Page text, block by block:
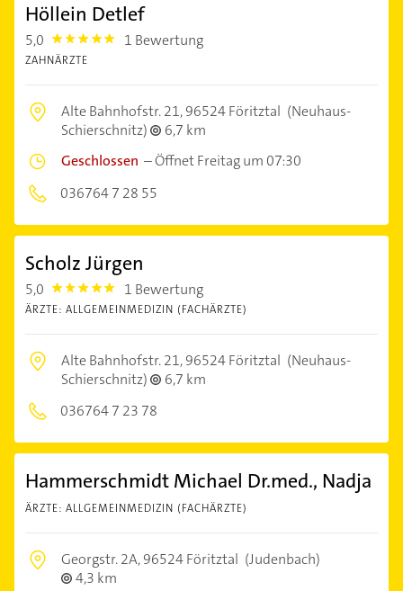
Höllein Detlef
5,0 5.0 1 Bewertung
ZAHNÄRZTE
Alte Bahnhofstr. 21,96524 Föritztal (Neuhaus-
Schierschnitz)
6,7 km
Geschlossen –Öffnet Freitag um 07:30
036764 7 28 55
Scholz Jürgen
5,0 5.0 1 Bewertung
ÄRZTE: ALLGEMEINMEDIZIN (FACHÄRZTE)
Alte Bahnhofstr. 21,96524 Föritztal (Neuhaus-
Schierschnitz)
6,7 km
036764 7 23 78
Hammerschmidt Michael Dr.med., Nadja
ÄRZTE: ALLGEMEINMEDIZIN (FACHÄRZTE)
Georgstr. 2A,96524 Föritztal (Judenbach)
4,3 km